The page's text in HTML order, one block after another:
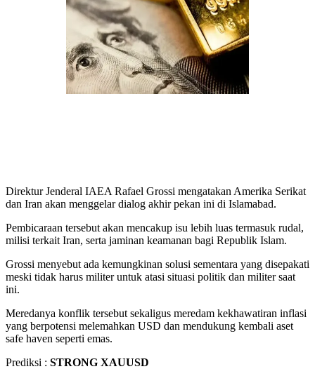
Direktur Jenderal IAEA Rafael Grossi mengatakan Amerika Serikat
dan Iran akan menggelar dialog akhir pekan ini di Islamabad.
Pembicaraan tersebut akan mencakup isu lebih luas termasuk rudal,
milisi terkait Iran, serta jaminan keamanan bagi Republik Islam.
Grossi menyebut ada kemungkinan solusi sementara yang disepakati
meski tidak harus militer untuk atasi situasi politik dan militer saat
ini.
Meredanya konflik tersebut sekaligus meredam kekhawatiran inflasi
yang berpotensi melemahkan USD dan mendukung kembali aset
safe haven seperti emas.
Prediksi : STRONG XAUUSD